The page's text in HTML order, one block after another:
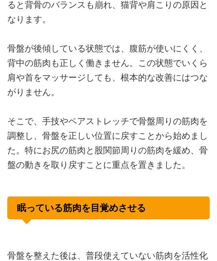
ると背骨のバランスも崩れ、猫背や肩こりの原因と
なります。
骨盤が後傾している状態では、腹筋が使いにくく、
背中の筋肉も正しく働きません。この状態でいくら
肩や首をマッサージしても、根本的な改善にはつな
がりません。
そこで、手技やペアストレッチで骨盤周りの筋肉を
調整し、骨盤を正しい位置に戻すことから始めまし
た。特にお尻の筋肉と股関節周りの筋肉を緩め、骨
盤の動きを取り戻すことに重点を置きました。
眠っている筋肉を目覚めさせる
骨盤を整えた後は、普段使えていない筋肉を活性化